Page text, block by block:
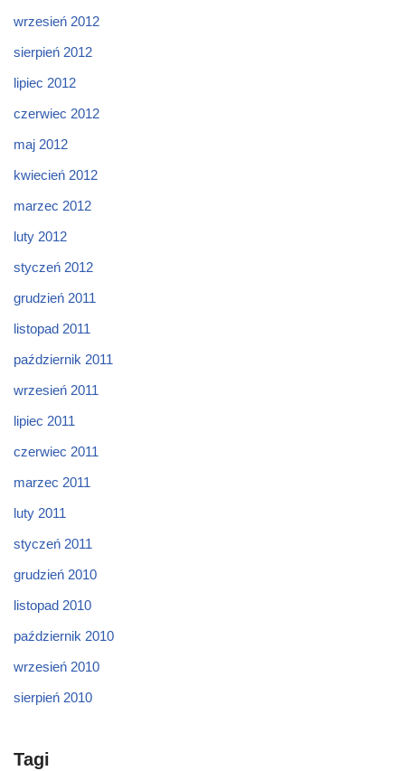
wrzesień 2012
sierpień 2012
lipiec 2012
czerwiec 2012
maj 2012
kwiecień 2012
marzec 2012
luty 2012
styczeń 2012
grudzień 2011
listopad 2011
październik 2011
wrzesień 2011
lipiec 2011
czerwiec 2011
marzec 2011
luty 2011
styczeń 2011
grudzień 2010
listopad 2010
październik 2010
wrzesień 2010
sierpień 2010
Tagi